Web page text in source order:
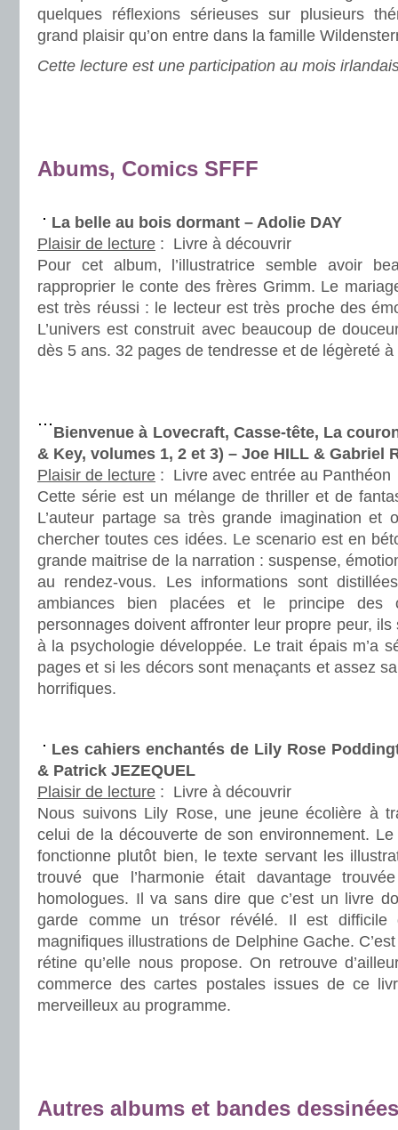
quelques réflexions sérieuses sur plusieurs
grand plaisir qu’on entre dans la famille
Cette lecture est une participation au mois
Abums, Comics SFFF
La belle au bois dormant – Adolie DAY
Plaisir de lecture : Livre à découvrir
Pour cet album, l’illustratrice semble avoir
rapproprier le conte des frères Grimm. Le
est très réussi : le lecteur est très proche des
L’univers est construit avec beaucoup de
dès 5 ans. 32 pages de tendresse et de légèreté à
Bienvenue à Lovecraft, Casse-tête, La
& Key, volumes 1, 2 et 3) – Joe HILL & Gabriel
Plaisir de lecture : Livre avec entrée au Panthéon
Cette série est un mélange de thriller et de
L’auteur partage sa très grande imagination et
chercher toutes ces idées. Le scenario est en
grande maitrise de la narration : suspense,
au rendez-vous. Les informations sont
ambiances bien placées et le principe des
personnages doivent affronter leur propre peur,
à la psychologie développée. Le trait épais m’a
pages et si les décors sont menaçants et assez
horrifiques.
Les cahiers enchantés de Lily Rose
& Patrick JEZEQUEL
Plaisir de lecture : Livre à découvrir
Nous suivons Lily Rose, une jeune écolière à
celui de la découverte de son environnement.
fonctionne plutôt bien, le texte servant les
trouvé que l’harmonie était davantage
homologues. Il va sans dire que c’est un livre
garde comme un trésor révélé. Il est
magnifiques illustrations de Delphine Gache.
rétine qu’elle nous propose. On retrouve
commerce des cartes postales issues de ce
merveilleux au programme.
Autres albums et bandes dessinées